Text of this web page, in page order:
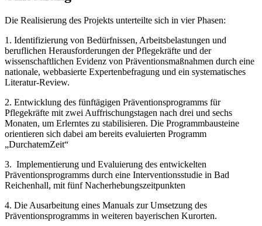
Die Realisierung des Projekts unterteilte sich in vier Phasen:
1. Identifizierung von Bedürfnissen, Arbeitsbelastungen und
beruflichen Herausforderungen der Pflegekräfte und der
wissenschaftlichen Evidenz von Präventionsmaßnahmen durch eine
nationale, webbasierte Expertenbefragung und ein systematisches
Literatur-Review.
2. Entwicklung des fünftägigen Präventionsprogramms für
Pflegekräfte mit zwei Auffrischungstagen nach drei und sechs
Monaten, um Erlerntes zu stabilisieren. Die Programmbausteine
orientieren sich dabei am bereits evaluierten Programm
„DurchatemZeit“
3. Implementierung und Evaluierung des entwickelten
Präventionsprogramms durch eine Interventionsstudie in Bad
Reichenhall, mit fünf Nacherhebungszeitpunkten
4. Die Ausarbeitung eines Manuals zur Umsetzung des
Präventionsprogramms in weiteren bayerischen Kurorten.